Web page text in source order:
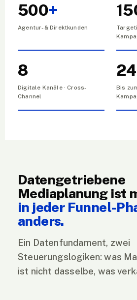
500+
Agentur- & Direktkunden
8
Digitale Kanäle · Cross-
Channel
24
Bis
Datengetriebene
Mediaplanung ist
in jeder Funnel-
anders.
Ein Datenfundament, zwei
Steuerungslogiken: was
ist nicht dasselbe, was